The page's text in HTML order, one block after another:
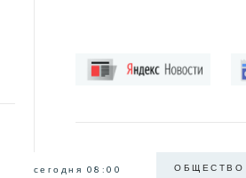
сегодня 08:00 ОБЩЕСТВО